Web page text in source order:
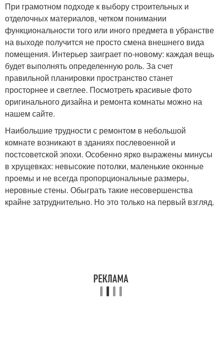
При грамотном подходе к выбору строительных и
отделочных материалов, четком понимании
функциональности того или иного предмета в убранстве
на выходе получится не просто смена внешнего вида
помещения. Интерьер заиграет по-новому: каждая вещь
будет выполнять определенную роль. За счет
правильной планировки пространство станет
просторнее и светлее. Посмотреть красивые фото
оригинального дизайна и ремонта комнаты можно на
нашем сайте.
Наибольшие трудности с ремонтом в небольшой
комнате возникают в зданиях послевоенной и
постсоветской эпохи. Особенно ярко выражены минусы
в хрущевках: невысокие потолки, маленькие оконные
проемы и не всегда пропорциональные размеры,
неровные стены. Обыграть такие несовершенства
крайне затруднительно. Но это только на первый взгляд.